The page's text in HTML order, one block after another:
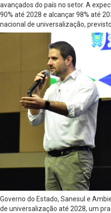
avançados do país no setor. A
90% até 2028 e alcançar 98% até
nacional de universalização,
Governo do Estado, Sanesul e
de universalização até 2028, um